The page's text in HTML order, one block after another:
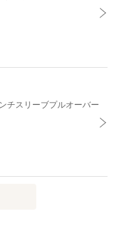
チスリーブプルオーバー